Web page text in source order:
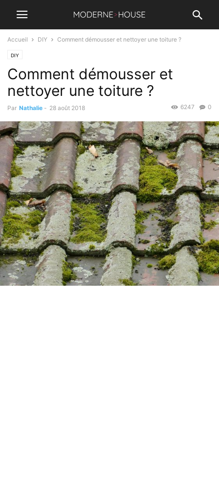
Accueil DIY Comment démousser et nettoyer une toiture ?
DIY
Comment démousser et
nettoyer une toiture ?
Par Nathalie - 28 août 2018 0
6247